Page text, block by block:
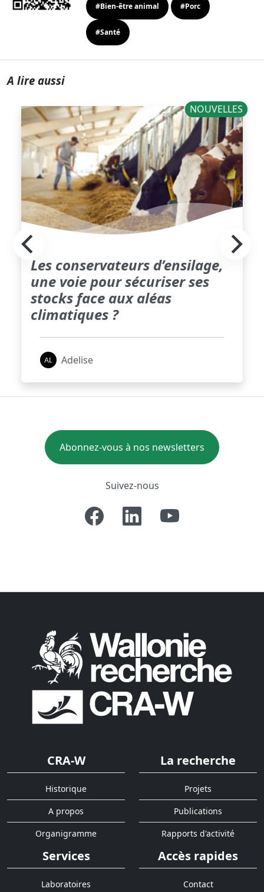
#Bien-être animal #Porc
#Santé
A lire aussi
NOUVELLES
Les conservateurs d’ensilage,
une voie pour sécuriser ses
stocks face aux aléas
climatiques ?
Adelise
Abonnez-vous à nos newsletters
Suivez-nous
CRA-W
Historique
A propos
Organigramme
La recherche
Projets
Publications
Rapports d'activité
Services
Laboratoires
Accès rapides
Contact